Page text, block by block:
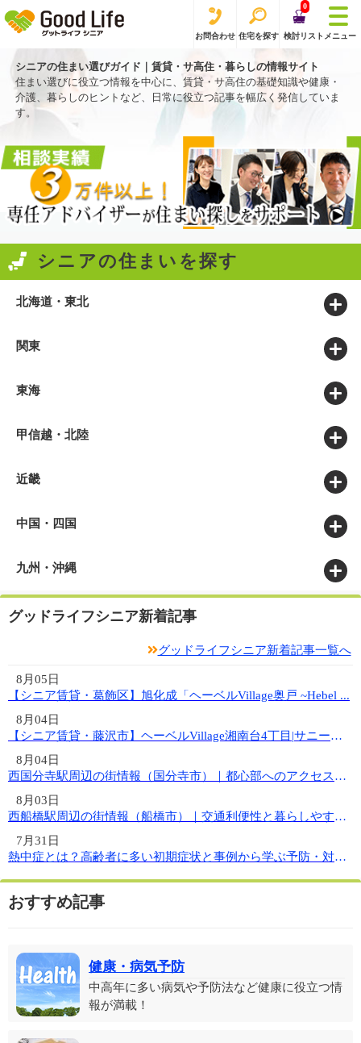
お問合わせ 住宅を探す
0
検討リスト メニュー
シニアの住まい選びガイド｜賃貸・サ高住・暮らしの情報サイト
住まい選びに役立つ情報を中心に、賃貸・サ高住の基礎知識や健康・
介護、暮らしのヒントなど、日常に役立つ記事を幅広く発信していま
す。
シニアの住まいを探す
北海道・東北
北海道 (416)
青森 (60)
岩手 (61)
秋田 (44)
宮城 (103)
山形 (50)
福島 (89)
東北全て
関東
東京 (640)
神奈川 (457)
千葉 (373)
埼玉 (378)
群馬 (93)
栃木 (134)
茨城 (135)
関東全て
東海
愛知 (243)
静岡 (118)
岐阜 (119)
三重 (177)
東海全て
甲信越・北陸
山梨 (47)
長野 (116)
新潟 (100)
石川 (52)
富山 (80)
福井 (43)
甲信越・北陸全て
近畿
大阪 (746)
兵庫 (389)
京都 (135)
滋賀 (90)
奈良 (61)
和歌山 (105)
近畿全て
中国・四国
広島 (221)
岡山 (110)
鳥取 (53)
島根 (57)
山口 (120)
香川 (72)
愛媛 (130)
徳島 (67)
高知 (25)
中国・四国全て
九州・沖縄
福岡 (200)
佐賀 (9)
長崎 (81)
大分 (48)
熊本 (66)
宮崎 (18)
鹿児島 (57)
沖縄 (3)
九州・沖縄全て
グッドライフシニア新着記事
グッドライフシニア新着記事一覧へ
8月05日
【シニア賃貸・葛飾区】旭化成「ヘーベルVillage奥戸 ~Hebel ...
8月04日
【シニア賃貸・藤沢市】ヘーベルVillage湘南台4丁目|サニーヒルズ湘...
8月04日
西国分寺駅周辺の街情報（国分寺市）｜都心部へのアクセス良好、穏やかな住宅...
8月03日
西船橋駅周辺の街情報（船橋市）｜交通利便性と暮らしやすさを兼ね備えた住み...
7月31日
熱中症とは？高齢者に多い初期症状と事例から学ぶ予防・対処法
おすすめ記事
健康・病気予防
中高年に多い病気や予防法など健康に役立つ情
報が満載！